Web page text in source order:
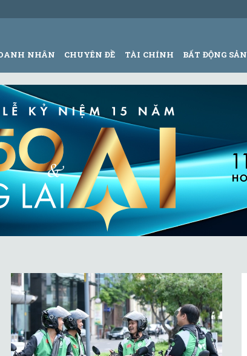
NHÂN CHUYÊN ĐỀ TÀI CHÍNH BẤT ĐỘNG SẢN